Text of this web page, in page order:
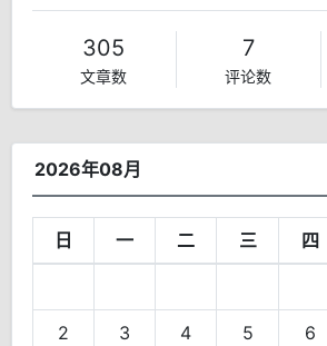
305
文章数
7
评论数
2026年08月
日 一 二 三 四
2 3 4 5 6